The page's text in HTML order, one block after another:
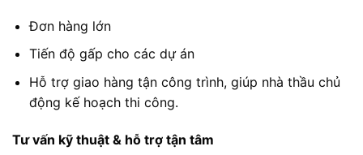
Đơn hàng lớn
Tiến độ gấp cho các dự án
Hỗ trợ giao hàng tận công trình, giúp nhà thầu chủ
động kế hoạch thi công.
Tư vấn kỹ thuật & hỗ trợ tận tâm